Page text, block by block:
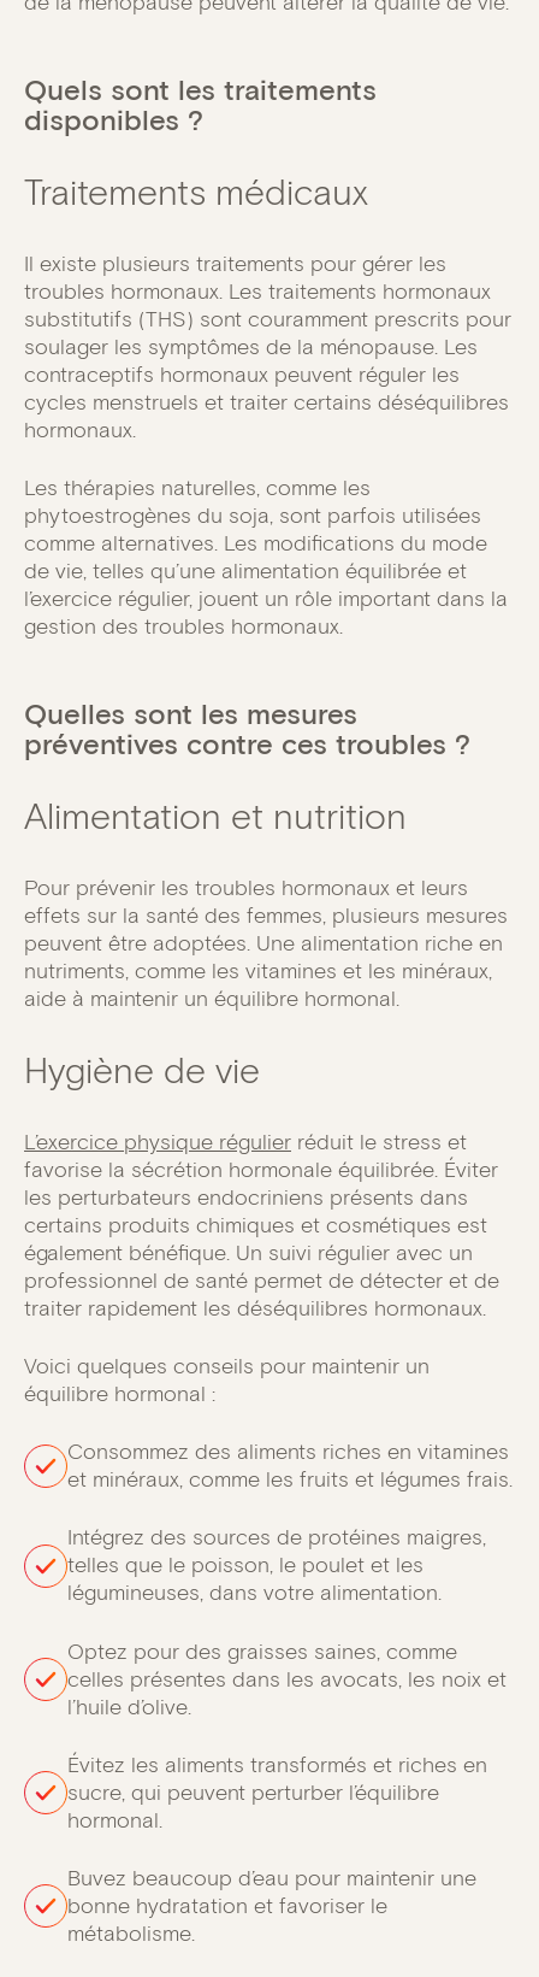
Quels sont les traitements
disponibles ?
Traitements médicaux
Il existe plusieurs traitements pour gérer les
troubles hormonaux. Les traitements hormonaux
substitutifs (THS) sont couramment prescrits pour
soulager les symptômes de la ménopause. Les
contraceptifs hormonaux peuvent réguler les
cycles menstruels et traiter certains déséquilibres
hormonaux.
Les thérapies naturelles, comme les
phytoestrogènes du soja, sont parfois utilisées
comme alternatives. Les modifications du mode
de vie, telles qu’une alimentation équilibrée et
l’exercice régulier, jouent un rôle important dans la
gestion des troubles hormonaux.
Quelles sont les mesures
préventives contre ces troubles ?
Alimentation et nutrition
Pour prévenir les troubles hormonaux et leurs
effets sur la santé des femmes, plusieurs mesures
peuvent être adoptées. Une alimentation riche en
nutriments, comme les vitamines et les minéraux,
aide à maintenir un équilibre hormonal.
Hygiène de vie
L’exercice physique régulier réduit le stress et
favorise la sécrétion hormonale équilibrée. Éviter
les perturbateurs endocriniens présents dans
certains produits chimiques et cosmétiques est
également bénéfique. Un suivi régulier avec un
professionnel de santé permet de détecter et de
traiter rapidement les déséquilibres hormonaux.
Voici quelques conseils pour maintenir un
équilibre hormonal :
Consommez des aliments riches en vitamines
et minéraux, comme les fruits et légumes frais.
Intégrez des sources de protéines maigres,
telles que le poisson, le poulet et les
légumineuses, dans votre alimentation.
Optez pour des graisses saines, comme
celles présentes dans les avocats, les noix et
l’huile d’olive.
Évitez les aliments transformés et riches en
sucre, qui peuvent perturber l’équilibre
hormonal.
Buvez beaucoup d’eau pour maintenir une
bonne hydratation et favoriser le
métabolisme.